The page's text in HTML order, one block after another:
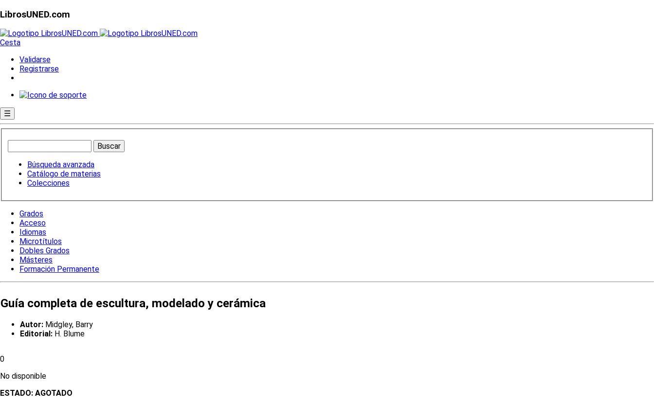
LibrosUNED.com
Cesta
Validarse
Registrarse
☰
Búsqueda avanzada
Catálogo de materias
Colecciones
Grados
Acceso
Idiomas
Microtítulos
Dobles Grados
Másteres
Formación Permanente
Guía completa de escultura, modelado y cerámica
Autor: Midgley, Barry
Editorial: H. Blume
0
No disponible
ESTADO: AGOTADO